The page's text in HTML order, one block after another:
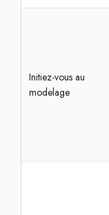
Initiez-vous au
modelage